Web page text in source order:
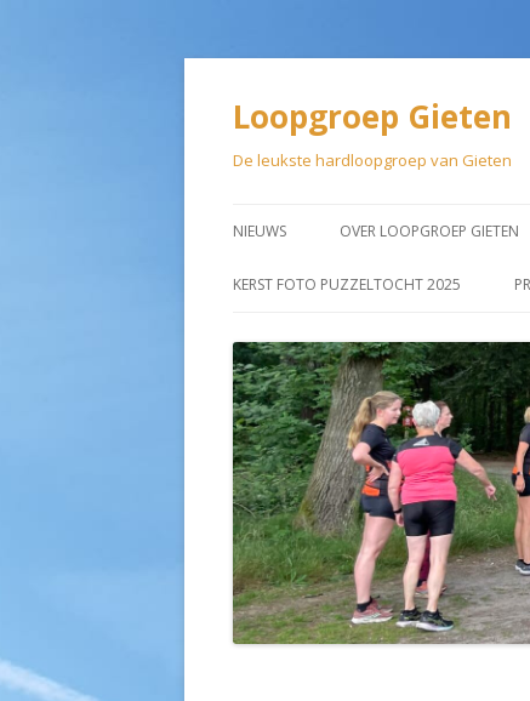
Loopgroep Gieten
De leukste hardloopgroep van Gieten
NIEUWS OVER LOOPGROEP GIETEN
LIDMAATSCHAP
KERST FOTO PUZZELTOCHT 2025